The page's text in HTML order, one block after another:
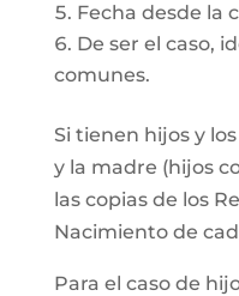
Fecha desde la
De ser el caso,
comunes.
Si tienen hijos y
y la madre (hijos
las copias de los
Nacimiento de
Para el caso de